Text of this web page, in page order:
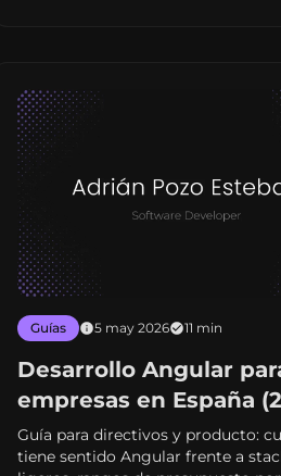
Guías 5 may 2026 11 min
Desarrollo Angular
empresas en España
presupuesto, fases y
encaja
Guía para directivos y producto:
tiene sentido Angular frente a